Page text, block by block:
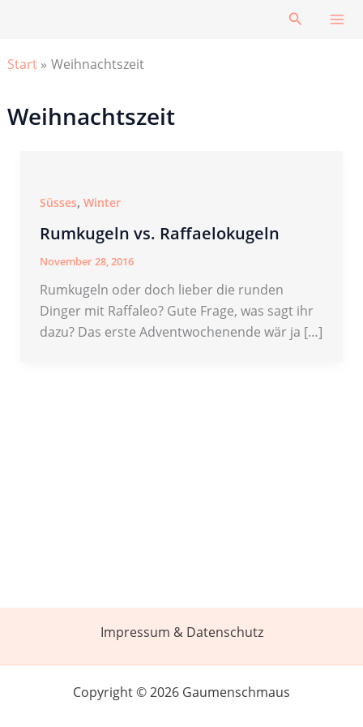
Suchen
Start Weihnachtszeit
Weihnachtszeit
Süsses, Winter
Rumkugeln vs. Raffaelokugeln
November 28, 2016
Rumkugeln oder doch lieber die runden
Dinger mit Raffaleo? Gute Frage, was sagt ihr
dazu? Das erste Adventwochenende wär ja […]
Impressum & Datenschutz
Copyright © 2026 Gaumenschmaus